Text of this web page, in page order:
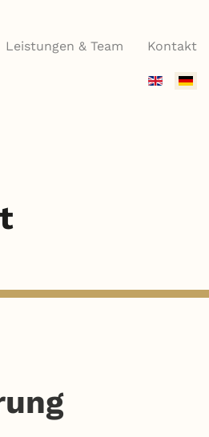
Leistungen & Team Kontakt
Sprache